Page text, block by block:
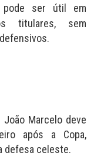
ser útil em
titulares, sem
Marcelo deve
após a Copa,
defesa celeste.